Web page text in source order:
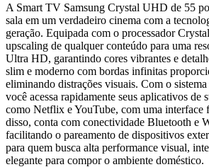
A Smart TV Samsung Crystal UHD de 55
sala em um verdadeiro cinema com a
geração. Equipada com o processador
upscaling de qualquer conteúdo para uma
Ultra HD, garantindo cores vibrantes e
slim e moderno com bordas infinitas
eliminando distrações visuais. Com o
você acessa rapidamente seus aplicativos de
como Netflix e YouTube, com uma
disso, conta com conectividade Bluetooth e
facilitando o pareamento de dispositivos
para quem busca alta performance visual,
elegante para compor o ambiente doméstico.